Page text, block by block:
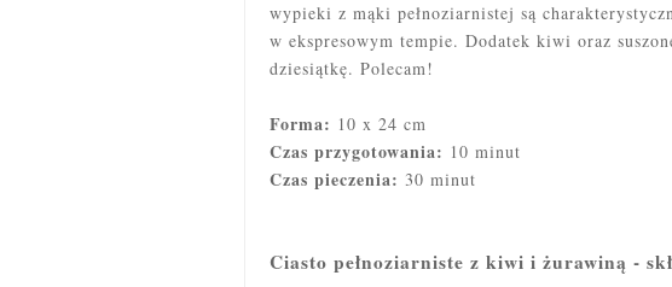
wypieki z mąki pełnoziarnistej są
w ekspresowym tempie. Dodatek kiwi oraz
dziesiątkę. Polecam!
Forma: 10 x 24 cm
Czas przygotowania: 10 minut
Czas pieczenia: 30 minut
Ciasto pełnoziarniste z kiwi i żurawiną -